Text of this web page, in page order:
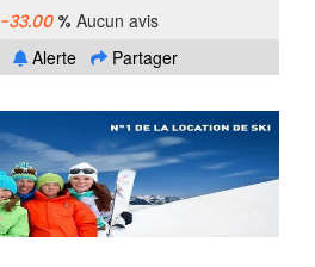
-33.00% Aucun avis
Alerte Partager